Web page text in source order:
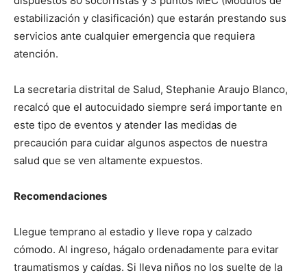
estabilización y clasificación) que estarán prestando sus
servicios ante cualquier emergencia que requiera
atención.
La secretaria distrital de Salud, Stephanie Araujo Blanco,
recalcó que el autocuidado siempre será importante en
este tipo de eventos y atender las medidas de
precaución para cuidar algunos aspectos de nuestra
salud que se ven altamente expuestos.
Recomendaciones
Llegue temprano al estadio y lleve ropa y calzado
cómodo. Al ingreso, hágalo ordenadamente para evitar
traumatismos y caídas. Si lleva niños no los suelte de la